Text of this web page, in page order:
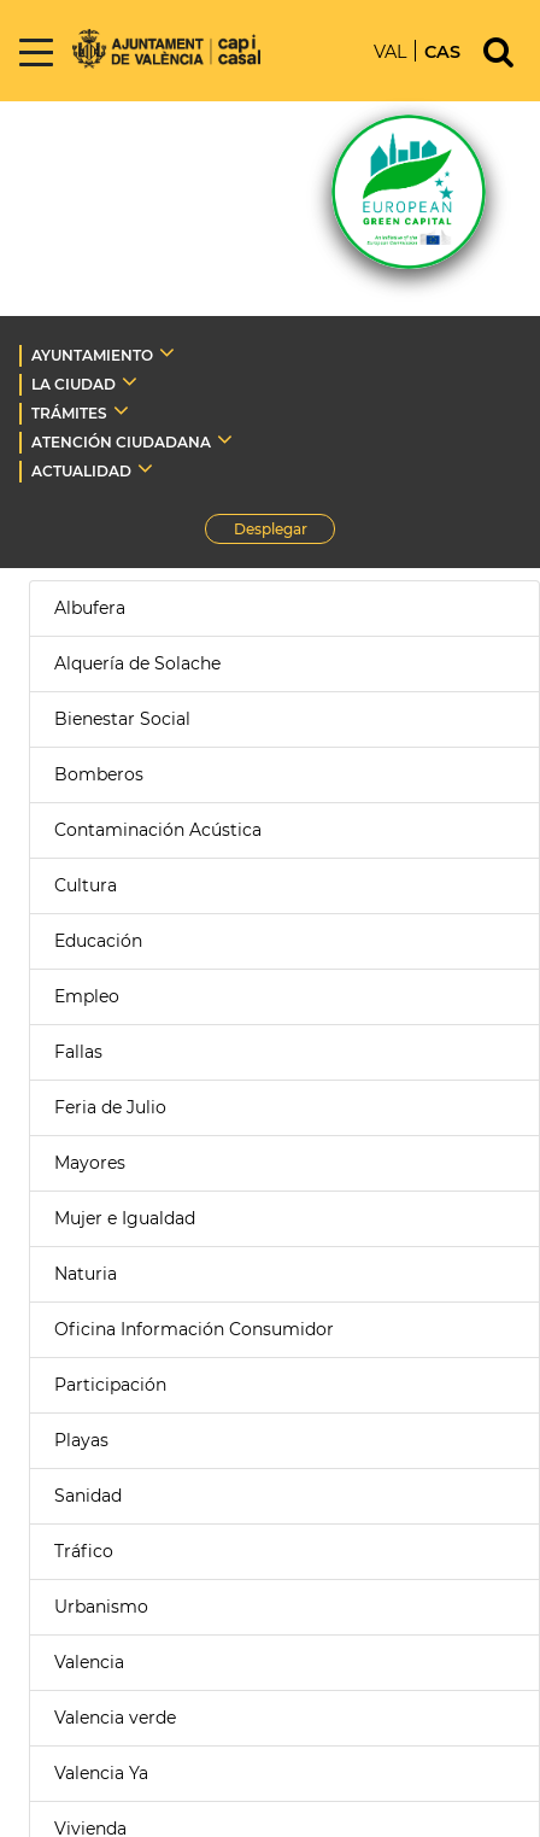
VAL CAS
AYUNTAMIENTO
LA CIUDAD
TRÁMITES
ATENCIÓN CIUDADANA
ACTUALIDAD
Desplegar
Albufera
Alquería de Solache
Bienestar Social
Bomberos
Contaminación Acústica
Cultura
Educación
Empleo
Fallas
Feria de Julio
Mayores
Mujer e Igualdad
Naturia
Oficina Información Consumidor
Participación
Playas
Sanidad
Tráfico
Urbanismo
Valencia
Valencia verde
Valencia Ya
Vivienda